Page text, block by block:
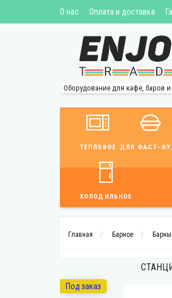
О нас Оплата и доставка
Оборудование для кафе, баров и
ТЕПЛОВОЕ ДЛЯ ФАСТ-
ХОЛОДИЛЬНОЕ
Главная Барное
Под заказ